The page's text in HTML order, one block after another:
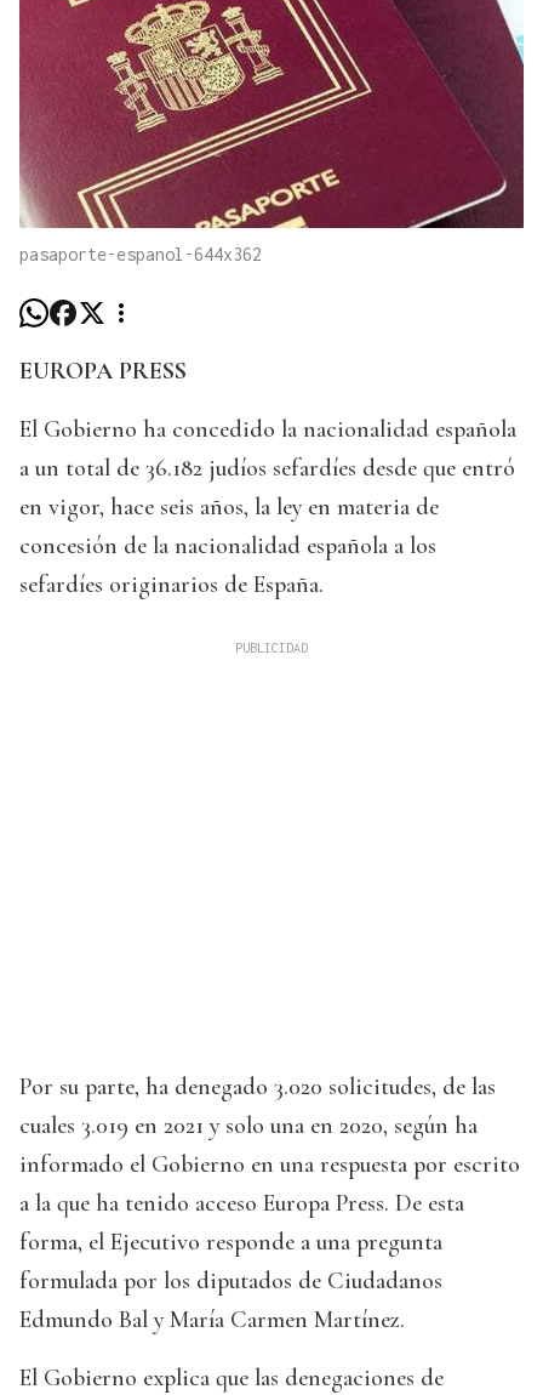
pasaporte-espanol-644x362
EUROPA PRESS
El Gobierno ha concedido la nacionalidad española
a un total de 36.182 judíos sefardíes desde que entró
en vigor, hace seis años, la ley en materia de
concesión de la nacionalidad española a los
sefardíes originarios de España.
Por su parte, ha denegado 3.020 solicitudes, de las
cuales 3.019 en 2021 y solo una en 2020, según ha
informado el Gobierno en una respuesta por escrito
a la que ha tenido acceso Europa Press. De esta
forma, el Ejecutivo responde a una pregunta
formulada por los diputados de Ciudadanos
Edmundo Bal y María Carmen Martínez.
El Gobierno explica que las denegaciones de